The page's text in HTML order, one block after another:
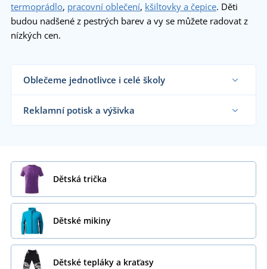
termoprádlo, pracovní oblečení, kšiltovky a čepice. Děti
budou nadšené z pestrých barev a vy se můžete radovat z
nízkých cen.
Oblečeme jednotlivce i celé školy
Dodáváme oblečení reklamním agenturám,
školkám, školám, táborům, dětským kroužkům i
koncovým zákazníkům již od 1 kusu.
Chci vědět více
Reklamní potisk a výšivka
Dětská trička
Dětské mikiny
Dětské tepláky a kraťasy